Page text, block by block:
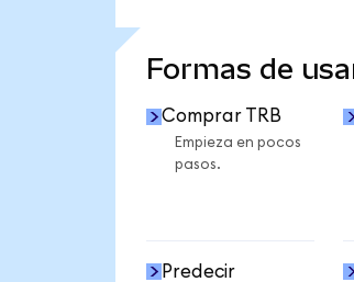
Formas de
Comprar TRB
Empieza en pocos
pasos.
Predecir